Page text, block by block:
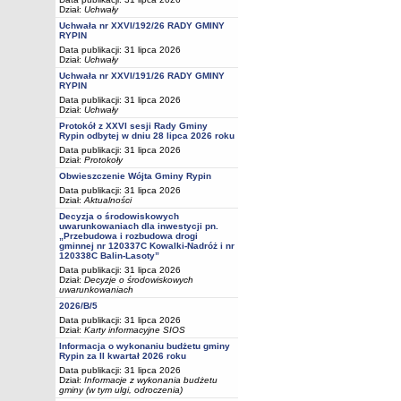
Dział: Uchwały
Uchwała nr XXVI/192/26 RADY GMINY
RYPIN
Data publikacji: 31 lipca 2026
Dział: Uchwały
Uchwała nr XXVI/191/26 RADY GMINY
RYPIN
Data publikacji: 31 lipca 2026
Dział: Uchwały
Protokół z XXVI sesji Rady Gminy
Rypin odbytej w dniu 28 lipca 2026 roku
Data publikacji: 31 lipca 2026
Dział: Protokoły
Obwieszczenie Wójta Gminy Rypin
Data publikacji: 31 lipca 2026
Dział: Aktualności
Decyzja o środowiskowych
uwarunkowaniach dla inwestycji pn.
„Przebudowa i rozbudowa drogi
gminnej nr 120337C Kowalki-Nadróż i nr
120338C Balin-Lasoty”
Data publikacji: 31 lipca 2026
Dział: Decyzje o środowiskowych
uwarunkowaniach
2026/B/5
Data publikacji: 31 lipca 2026
Dział: Karty informacyjne SIOS
Informacja o wykonaniu budżetu gminy
Rypin za II kwartał 2026 roku
Data publikacji: 31 lipca 2026
Dział: Informacje z wykonania budżetu
gminy (w tym ulgi, odroczenia)